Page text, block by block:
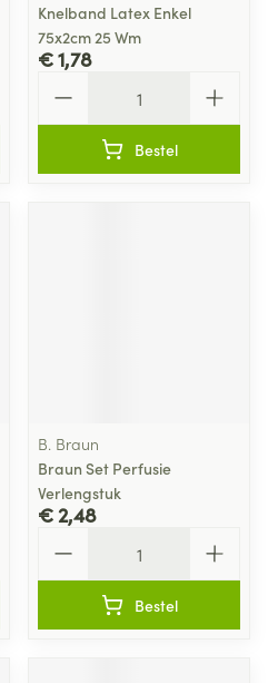
Knelband Latex Enkel
75x2cm 25 Wm
€ 1,78
Bestel
B. Braun
Braun Set Perfusie
Verlengstuk
€ 2,48
Bestel